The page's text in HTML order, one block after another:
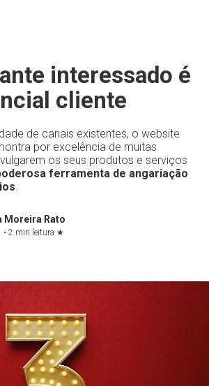
interessado é
cliente
de canais existentes, o website
por excelência de muitas
os seus produtos e serviços
ferramenta de angariação
.
Moreira Rato
2 min leitura ★